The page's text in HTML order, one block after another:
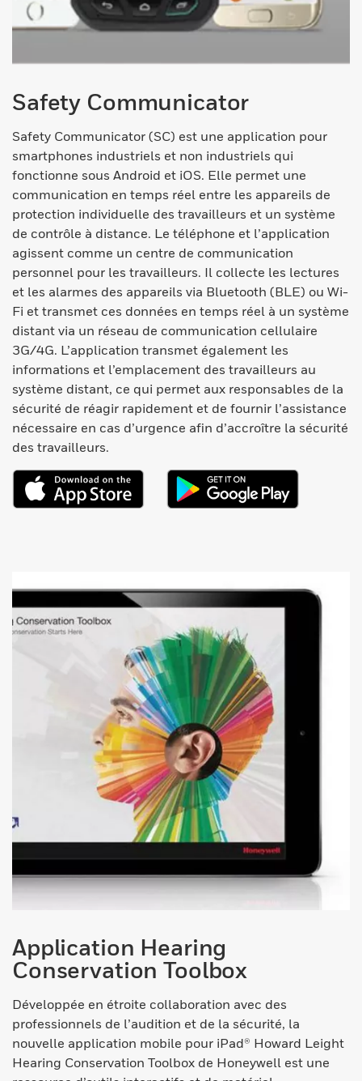
Safety Communicator
Safety Communicator (SC) est une application pour
smartphones industriels et non industriels qui
fonctionne sous Android et iOS. Elle permet une
communication en temps réel entre les appareils de
protection individuelle des travailleurs et un système
de contrôle à distance. Le téléphone et l’application
agissent comme un centre de communication
personnel pour les travailleurs. Il collecte les lectures
et les alarmes des appareils via Bluetooth (BLE) ou Wi-
Fi et transmet ces données en temps réel à un système
distant via un réseau de communication cellulaire
3G/4G. L’application transmet également les
informations et l’emplacement des travailleurs au
système distant, ce qui permet aux responsables de la
sécurité de réagir rapidement et de fournir l’assistance
nécessaire en cas d’urgence afin d’accroître la sécurité
des travailleurs.
Application Hearing
Conservation Toolbox
Développée en étroite collaboration avec des
professionnels de l’audition et de la sécurité, la
nouvelle application mobile pour iPad® Howard Leight
Hearing Conservation Toolbox de Honeywell est une